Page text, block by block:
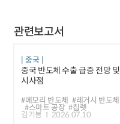
관련보고서
중국
중국 반도체 수출 급증 전망 및
시사점
#메모리 반도체 #레거시 반도체
#스마트 공장 #칩렛
김기봉 2026.07.10